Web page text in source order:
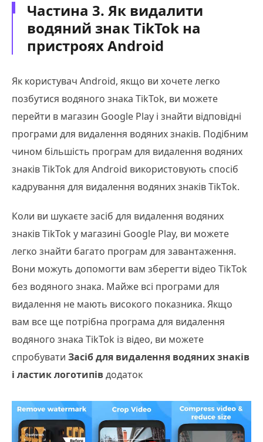
Частина 3. Як видалити
водяний знак TikTok на
пристроях Android
Як користувач Android, якщо ви хочете легко
позбутися водяного знака TikTok, ви можете
перейти в магазин Google Play і знайти відповідні
програми для видалення водяних знаків. Подібним
чином більшість програм для видалення водяних
знаків TikTok для Android використовують спосіб
кадрування для видалення водяних знаків TikTok.
Коли ви шукаєте засіб для видалення водяних
знаків TikTok у магазині Google Play, ви можете
легко знайти багато програм для завантаження.
Вони можуть допомогти вам зберегти відео TikTok
без водяного знака. Майже всі програми для
видалення не мають високого показника. Якщо
вам все ще потрібна програма для видалення
водяного знака TikTok із відео, ви можете
спробувати Засіб для видалення водяних знаків
і ластик логотипівдодаток